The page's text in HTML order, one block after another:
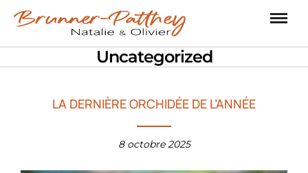
Uncategorized
LA DERNIÈRE ORCHIDÉE DE L’ANNÉE
8 octobre 2025